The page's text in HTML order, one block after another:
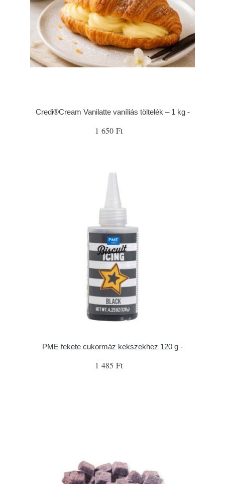
Credi®Cream Vanilatte vaníliás töltelék – 1 kg -
1 650 Ft
PME fekete cukormáz kekszekhez 120 g -
1 485 Ft